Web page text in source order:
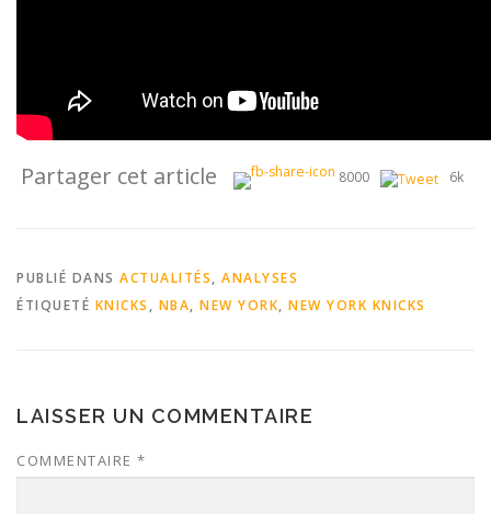
Partager cet article 8000 6k
PUBLIÉ DANS ACTUALITÉS, ANALYSES
ÉTIQUETÉ KNICKS , NBA, NEW YORK, NEW YORK KNICKS
LAISSER UN COMMENTAIRE
COMMENTAIRE *